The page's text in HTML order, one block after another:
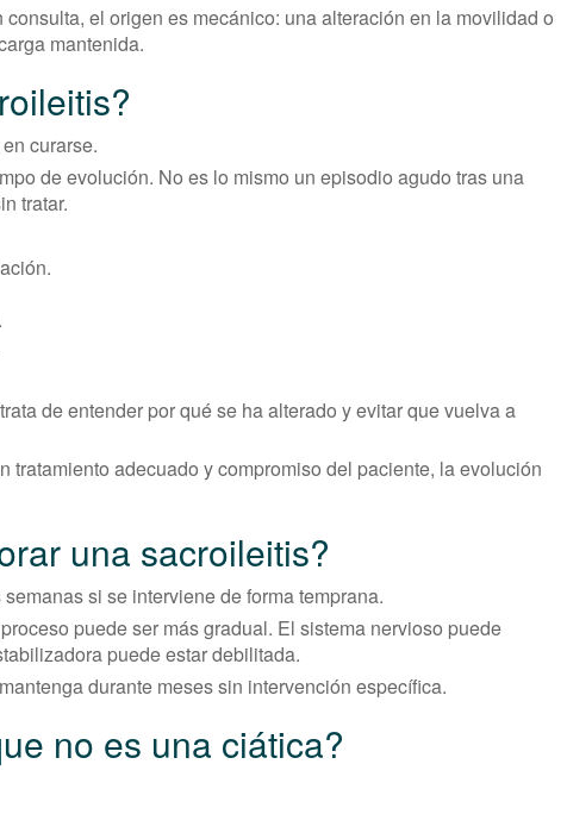
el origen es mecánico: una alteración en la movilidad o
mantenida.
curarse.
de evolución. No es lo mismo un episodio agudo tras una
tratar.
de entender por qué se ha alterado y evitar que vuelva a
tratamiento adecuado y compromiso del paciente, la evolución
una sacroileitis?
si se interviene de forma temprana.
puede ser más gradual. El sistema nervioso puede
puede estar debilitada.
durante meses sin intervención específica.
no es una ciática?